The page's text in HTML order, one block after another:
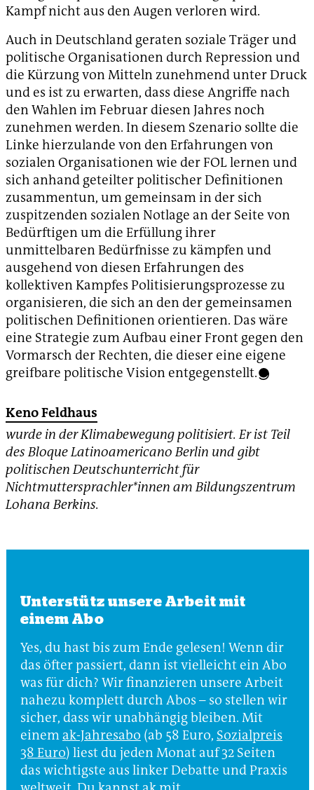
Kampf nicht aus den Augen verloren wird.
Auch in Deutschland geraten soziale Träger und
politische Organisationen durch Repression und
die Kürzung von Mitteln zunehmend unter Druck
und es ist zu erwarten, dass diese Angriffe nach
den Wahlen im Februar diesen Jahres noch
zunehmen werden. In diesem Szenario sollte die
Linke hierzulande von den Erfahrungen von
sozialen Organisationen wie der FOL lernen und
sich anhand geteilter politischer Definitionen
zusammentun, um gemeinsam in der sich
zuspitzenden sozialen Notlage an der Seite von
Bedürftigen um die Erfüllung ihrer
unmittelbaren Bedürfnisse zu kämpfen und
ausgehend von diesen Erfahrungen des
kollektiven Kampfes Politisierungsprozesse zu
organisieren, die sich an den der gemeinsamen
politischen Definitionen orientieren. Das wäre
eine Strategie zum Aufbau einer Front gegen den
Vormarsch der Rechten, die dieser eine eigene
greifbare politische Vision entgegenstellt.
Keno Feldhaus
wurde in der Klimabewegung politisiert. Er ist Teil
des Bloque Latinoamericano Berlin und gibt
politischen Deutschunterricht für
Nichtmuttersprachler*innen am Bildungszentrum
Lohana Berkins.
Unterstütz unsere Arbeit mit
einem Abo
Yes, du hast bis zum Ende gelesen! Wenn dir
das öfter passiert, dann ist vielleicht ein Abo
was für dich? Wir finanzieren unsere Arbeit
nahezu komplett durch Abos – so stellen wir
sicher, dass wir unabhängig bleiben. Mit
einemak-Jahresabo (ab 58 Euro, Sozialpreis
38 Euro) liest du jeden Monat auf 32 Seiten
das wichtigste aus linker Debatte und Praxis